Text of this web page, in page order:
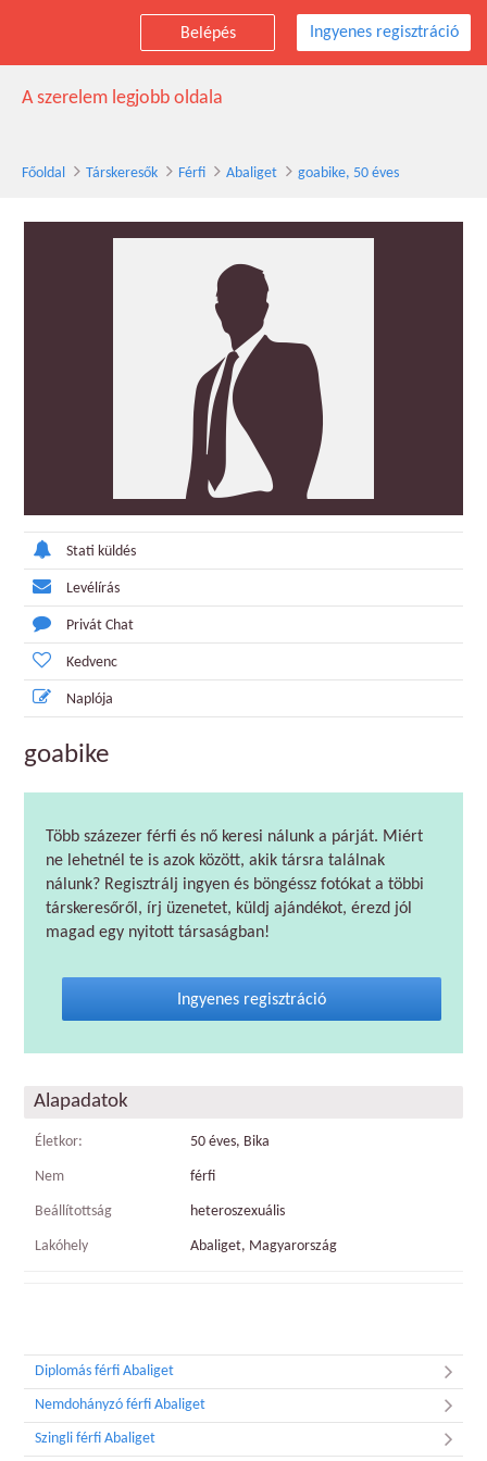
Belépés Ingyenes regisztráció
goabike társkereső férfi, 50 éves, Abaliget
A szerelem legjobb oldala
Főoldal Társkeresők Férfi Abaliget goabike, 50 éves
Stati küldés
Levélírás
Privát Chat
Kedvenc
Naplója
goabike
Több százezer férfi és nő keresi nálunk a párját. Miért
ne lehetnél te is azok között, akik társra találnak
nálunk? Regisztrálj ingyen és böngéssz fotókat a többi
társkeresőről, írj üzenetet, küldj ajándékot, érezd jól
magad egy nyitott társaságban!
Ingyenes regisztráció
Alapadatok
Életkor: 50 éves, Bika
Nem férfi
Beállítottság heteroszexuális
Lakóhely Abaliget, Magyarország
Diplomás férfi Abaliget
Nemdohányzó férfi Abaliget
Szingli férfi Abaliget